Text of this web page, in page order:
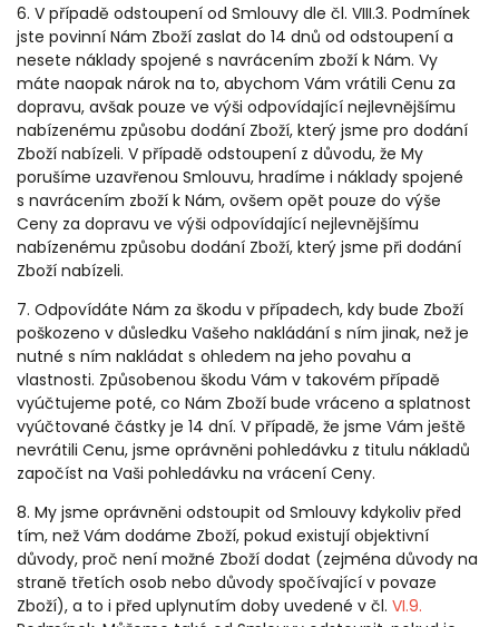
6. V případě odstoupení od Smlouvy dle čl. VIII.3. Podmínek
jste povinní Nám Zboží zaslat do 14 dnů od odstoupení a
nesete náklady spojené s navrácením zboží k Nám. Vy
máte naopak nárok na to, abychom Vám vrátili Cenu za
dopravu, avšak pouze ve výši odpovídající nejlevnějšímu
nabízenému způsobu dodání Zboží, který jsme pro dodání
Zboží nabízeli. V případě odstoupení z důvodu, že My
porušíme uzavřenou Smlouvu, hradíme i náklady spojené
s navrácením zboží k Nám, ovšem opět pouze do výše
Ceny za dopravu ve výši odpovídající nejlevnějšímu
nabízenému způsobu dodání Zboží, který jsme při dodání
Zboží nabízeli.
7. Odpovídáte Nám za škodu v případech, kdy bude Zboží
poškozeno v důsledku Vašeho nakládání s ním jinak, než je
nutné s ním nakládat s ohledem na jeho povahu a
vlastnosti. Způsobenou škodu Vám v takovém případě
vyúčtujeme poté, co Nám Zboží bude vráceno a splatnost
vyúčtované částky je 14 dní. V případě, že jsme Vám ještě
nevrátili Cenu, jsme oprávněni pohledávku z titulu nákladů
započíst na Vaši pohledávku na vrácení Ceny.
8. My jsme oprávněni odstoupit od Smlouvy kdykoliv před
tím, než Vám dodáme Zboží, pokud existují objektivní
důvody, proč není možné Zboží dodat (zejména důvody na
straně třetích osob nebo důvody spočívající v povaze
Zboží), a to i před uplynutím doby uvedené v čl. VI.9.